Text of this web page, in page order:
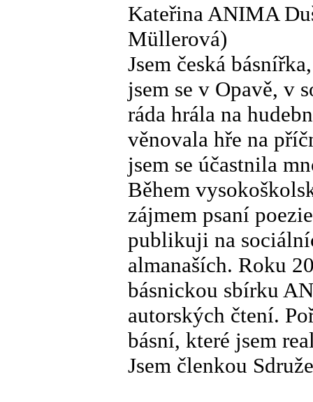
Kateřina ANIMA
Müllerová)
Jsem česká
jsem se v Opavě, v
ráda hrála na
věnovala hře na
jsem se účastnila
Během
zájmem psaní
publikuji na
almanaších. Roku
básnickou sbírku
autorských čtení.
básní, které jsem
Jsem členkou